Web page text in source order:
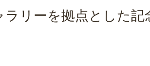
ラリーを拠点とした記